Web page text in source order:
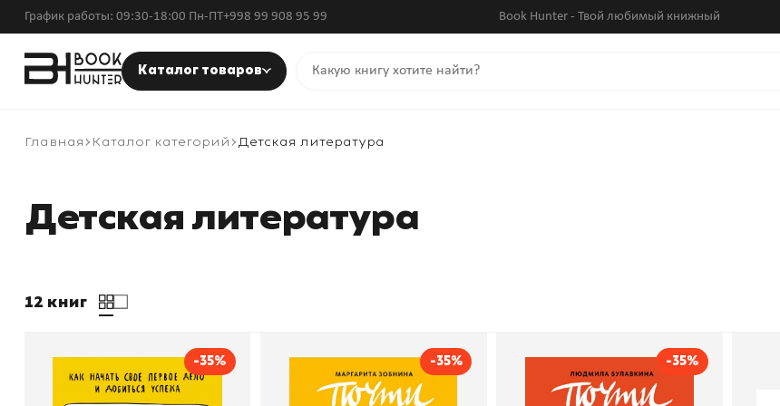
График работы: 09:30-18:00 Пн-ПТ+998 99 908 95 99 Book Hunter - Твой любимый книжный
Каталог товаров
Главная Каталог категорий Детская литература
Детская литература
12 книг
-35%
Бизнес Teens. Как начать
-35%
Почти взрослые деньги.
-35%
Почти взрослый бизнес.